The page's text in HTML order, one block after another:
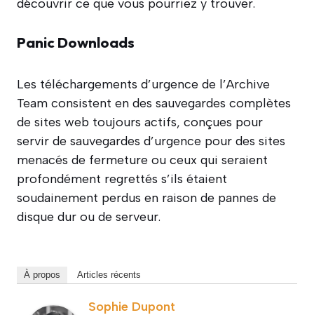
découvrir ce que vous pourriez y trouver.
Panic Downloads
Les téléchargements d’urgence de l’Archive
Team consistent en des sauvegardes complètes
de sites web toujours actifs, conçues pour
servir de sauvegardes d’urgence pour des sites
menacés de fermeture ou ceux qui seraient
profondément regrettés s’ils étaient
soudainement perdus en raison de pannes de
disque dur ou de serveur.
À propos Articles récents
Sophie Dupont